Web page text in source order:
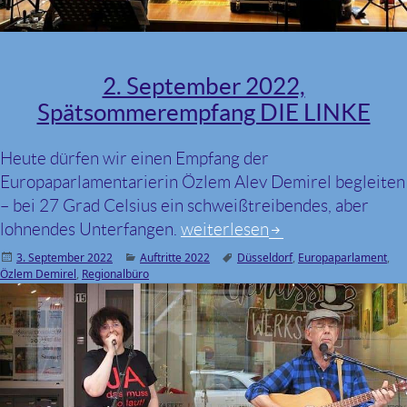
2. September 2022,
Spätsommerempfang DIE LINKE
Heute dürfen wir einen Empfang der
Europaparlamentarierin Özlem Alev Demirel begleiten
– bei 27 Grad Celsius ein schweißtreibendes, aber
lohnendes Unterfangen. 2. September 2022,
weiterlesen
Veröffentlicht
am
3. September 2022 Kategorien
Auftritte 2022 Schlagwörter
Düsseldorf, Europaparlament,
Özlem Demirel, Regionalbüro